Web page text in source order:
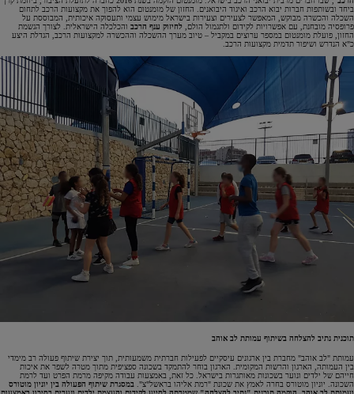
ביחד ובשותפות חברות יבוא הרכב ואיגוד היבואנים. החזון של מומנטום הוא להפוך את מקצועות הרכב לתחום
השכלה והכשרה מבוקש, המאפשר לצעירים וצעירות בישראל מימוש עצמי ותעסוקה איכותית, המבוססת על
פרופסיה מובחנת, עם אפשרויות לקידום ולתגמול הולם, לחיזוק ענף הרכב והכלכלה הישראלית. לצורך הגשמת
החזון, פועלת מומנטום במספר ערוצים במקביל – טיוב מערך ההשכלה וההכשרה למקצועות הרכב, הגדלת היצע
כ"א הנדרש ושיפור תדמית מקצועות הרכב.
תוכנית נתיב להצלחה בשיתוף עמותת לב אוהב
עמותת "לב אוהב" מחברת בין ארגונים עיסקיים לפעילות חברתית משמעותית, תוך יצירת שיתוף פעולה רב מימדי
בין העמותה, הארגון והרשות המקומית. הארגון בוחר להתמקד בשכונה ספציפית מתוך מטרה לשפר את איכות
חייהם של ילדים ונוער בשכונות מאותגרות בישראל. כל זאת, באמצעות עבודה מקיפה מרמת הפרט ועד לרמת
השכונה. יוניון מוטורס בחרה לאמץ את שכונת "רמת אליהו בראשל"צ". במסגרת שיתוף הפעולה בין יוניון מוטורס